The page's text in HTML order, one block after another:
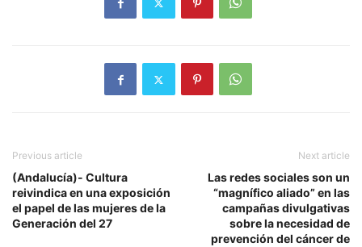
Previous article
(Andalucía)- Cultura
reivindica en una exposición
el papel de las mujeres de la
Generación del 27
Next article
Las redes sociales son un
“magnífico aliado” en las
campañas divulgativas
sobre la necesidad de
prevención del cáncer de